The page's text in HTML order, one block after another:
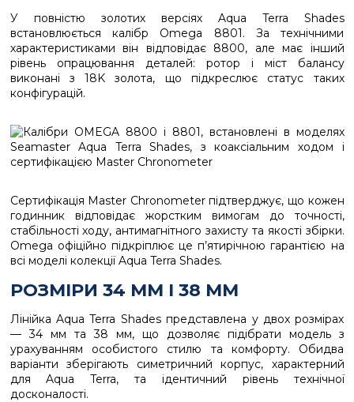
У повністю золотих версіях Aqua Terra Shades
встановлюється калібр Omega 8801. За технічними
характеристиками він відповідає 8800, але має інший
рівень опрацювання деталей: ротор і міст балансу
виконані з 18K золота, що підкреслює статус таких
конфігурацій.
Сертифікація Master Chronometer підтверджує, що кожен
годинник відповідає жорстким вимогам до точності,
стабільності ходу, антимагнітного захисту та якості збірки.
Omega офіційно підкріплює це п’ятирічною гарантією на
всі моделі колекції Aqua Terra Shades.
РОЗМІРИ 34 ММ І 38 ММ
Лінійка Aqua Terra Shades представлена у двох розмірах
— 34 мм та 38 мм, що дозволяє підібрати модель з
урахуванням особистого стилю та комфорту. Обидва
варіанти зберігають симетричний корпус, характерний
для Aqua Terra, та ідентичний рівень технічної
досконалості.